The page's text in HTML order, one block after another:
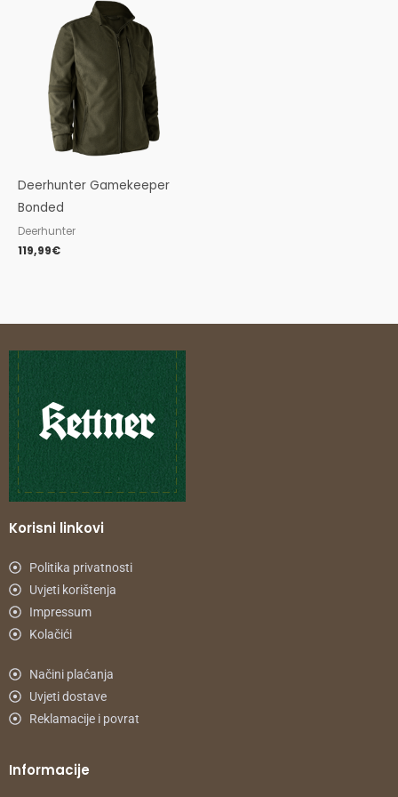
Deerhunter Gamekeeper
Bonded
Deerhunter
119,99€
Korisni linkovi
Politika privatnosti
Uvjeti korištenja
Impressum
Kolačići
Načini plaćanja
Uvjeti dostave
Reklamacije i povrat
Informacije